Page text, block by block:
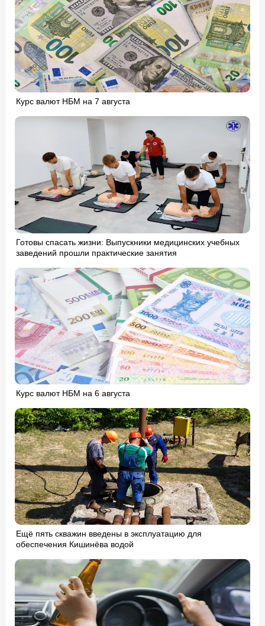
Курс валют НБМ на 7 августа
Готовы спасать жизни: Выпускники медицинских учебных
заведений прошли практические занятия
Курс валют НБМ на 6 августа
Ещё пять скважин введены в эксплуатацию для
обеспечения Кишинёва водой